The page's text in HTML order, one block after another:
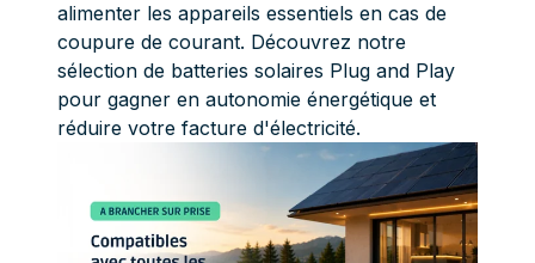
alimenter les appareils essentiels en cas de
coupure de courant. Découvrez notre
sélection de batteries solaires Plug and Play
pour gagner en autonomie énergétique et
réduire votre facture d'électricité.